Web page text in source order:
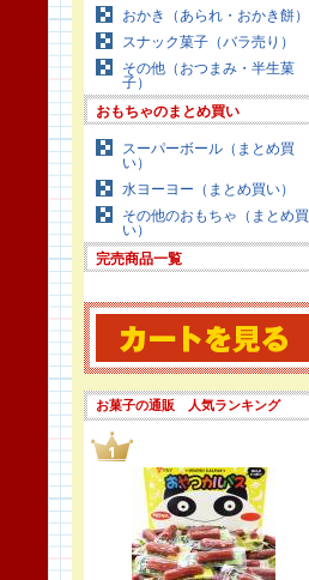
おかき（あられ・おかき餅）
スナック菓子（バラ売り）
その他（おつまみ・半生菓
子）
おもちゃのまとめ買い
スーパーボール（まとめ買
い）
水ヨーヨー（まとめ買い）
その他のおもちゃ（まとめ買
い）
完売商品一覧
お菓子の通販 人気ランキング